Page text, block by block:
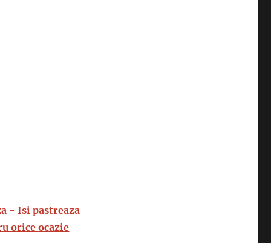
- Isi pastreaza
orice ocazie